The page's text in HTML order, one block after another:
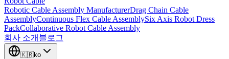
Robotic Cable Assembly ManufacturerDrag Chain Cable
AssemblyContinuous Flex Cable AssemblySix Axis Robot Dress
PackCollaborative Robot Cable Assembly
회사 소개 블로그
🇰🇷ko